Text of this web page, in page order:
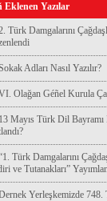
Eklenen Yazılar
Türk Damgalarını
Adları Nasıl Yazılır?
Olağan Géñel Kurula
13 Mayıs Türk Dil
Türk Damgalarını
ve Tutanakları”
Yerleşkemizde 748.